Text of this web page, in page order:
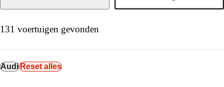
131 voertuigen gevonden
AudiReset alles